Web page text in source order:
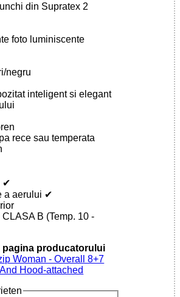
din Supratex 2
foto luminiscente
negru
inteligent si elegant
rece sau temperata
✔
a aerului ✔
B (Temp. 10 -
pagina producatorului
Woman - Overall 8+7
Hood-attached